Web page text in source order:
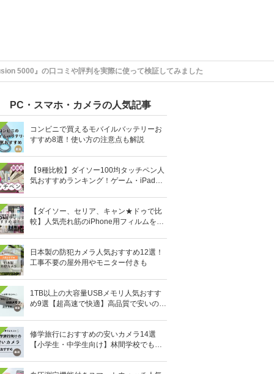
5000』の口コミや評判を実際に使って検証してみました
PC・スマホ・カメラの人気記事
コンビニで買えるモバイルバッテリーお
すすめ8選！使い方の注意点も解説
【9種比較】ダイソー100均タッチペン人
気おすすめランキング！ゲーム・iPad向
【ダイソー、セリア、キャン★ドゥで比
較】人気売れ筋のiPhone用フィルムを10
日本製の防犯カメラ人気おすすめ12選！
工事不要の屋外用やモニター付きも
1TB以上の大容量USBメモリ人気おすす
め9選【超高速で快適】高品質で安いのは
修学旅行におすすめの安いカメラ14選
【小学生・中学生向け】林間学校でも活